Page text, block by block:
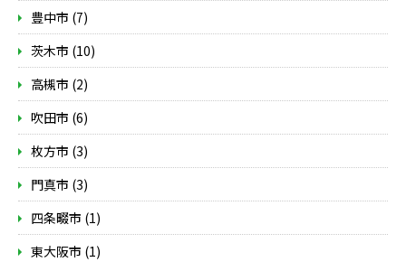
豊中市 (7)
茨木市 (10)
高槻市 (2)
吹田市 (6)
枚方市 (3)
門真市 (3)
四条畷市 (1)
東大阪市 (1)